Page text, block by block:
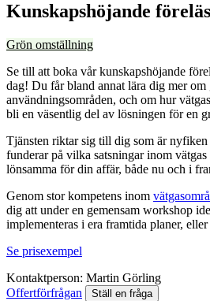
Kunskapshöjande
Grön omställning
Se till att boka vår kunskapshöjande
dag! Du får bland annat lära dig mer om
användningsområden, och om hur
bli en väsentlig del av lösningen för en
Tjänsten riktar sig till dig som är nyfiken
funderar på vilka satsningar inom
lönsamma för din affär, både nu och i
Genom stor kompetens inom
dig att under en gemensam workshop
implementeras i era framtida planer,
Se prisexempel
Kontaktperson: Martin Görling
Offertförfrågan
Ställ en fråga